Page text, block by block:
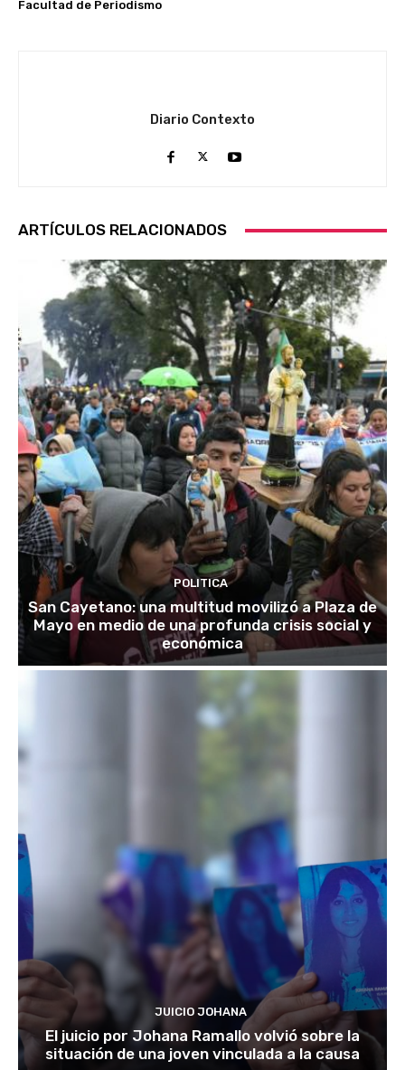
Facultad de Periodismo
Diario Contexto
ARTÍCULOS RELACIONADOS
POLITICA
San Cayetano: una multitud movilizó a Plaza de
Mayo en medio de una profunda crisis social y
económica
JUICIO JOHANA
El juicio por Johana Ramallo volvió sobre la
situación de una joven vinculada a la causa